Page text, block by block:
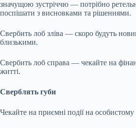
значущою зустріччю — потрібно
поспішати з висновками та рішеннями.
Свербить лоб зліва — скоро будуть
близькими.
Свербить лоб справа — чекайте на
житті.
Сверблять губи
Чекайте на приємні події на особистому